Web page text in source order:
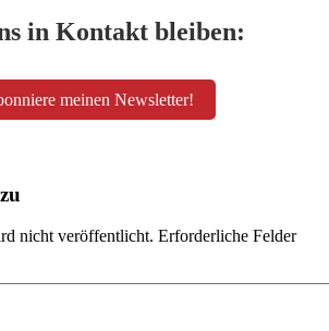
in Kontakt bleiben:
meinen Newsletter!
nicht veröffentlicht. Erforderliche Felder